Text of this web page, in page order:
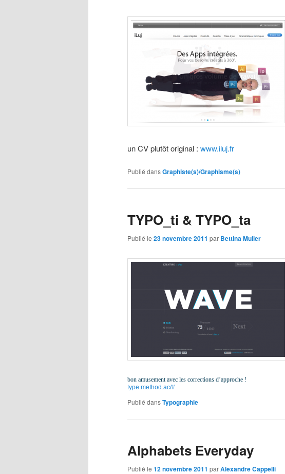
un CV plutôt original : www.iluj.fr
Publié dansGraphiste(s)/Graphisme(s)
TYPO_ti & TYPO_ta
Publié le 23 novembre 2011 par Bettina Muller
bon amusement avec les corrections d’approche !
type.method.ac/#
Publié dansTypographie
Alphabets Everyday
Publié le 12 novembre 2011 parAlexandre Cappelli